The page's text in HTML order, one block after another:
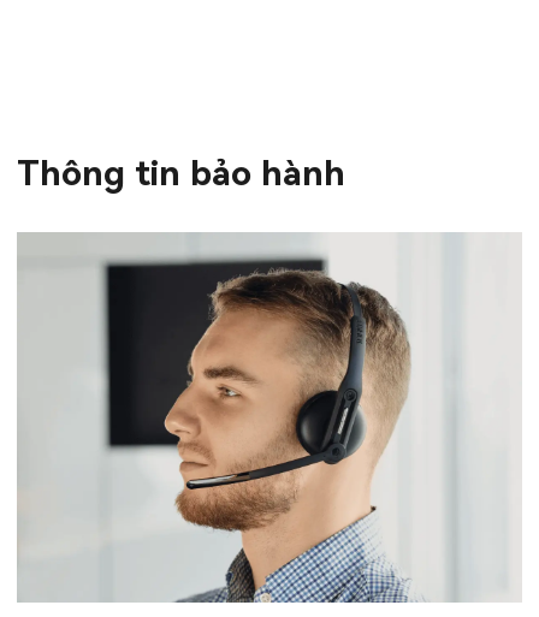
Thông tin bảo hành